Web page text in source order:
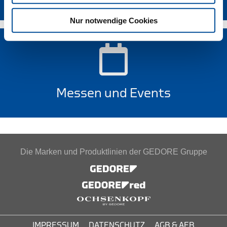
Nur notwendige Cookies
Messen und Events
Die Marken und Produktlinien der GEDORE Gruppe
IMPRESSUM DATENSCHUTZ AGB & AEB